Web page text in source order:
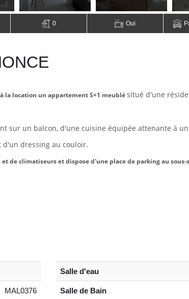
0 Oui
la location un appartement S+1 meublésitué d'une
sur un balcon, d'une cuisine équipée attenante à
d'un dressing au couloir.
de climatiseurs et dispose d'une place de parking au sous-
MAL0376
Salle d'eau
Salle de Bain